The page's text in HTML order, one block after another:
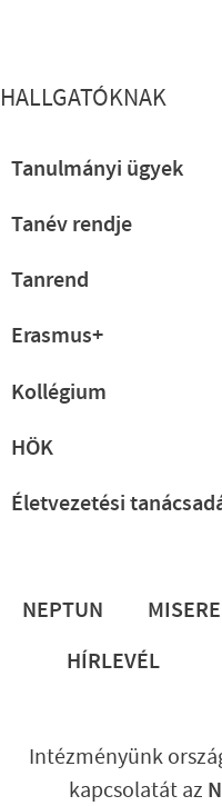
HALLGATÓKNAK
Tanulmányi ügyek
Tanév rendje
Tanrend
Erasmus+
Kollégium
HÖK
Életvezetési
Lábléc
NEPTUN
HÍRLEVÉL
Intézményünk
kapcsolatát az